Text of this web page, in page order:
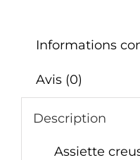
Informations
Avis (0)
Description
Assiette